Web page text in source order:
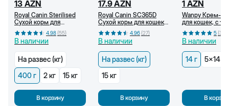
13 AZN
Royal Canin Sterilised
Сухой корм для
стерилизованных
кошек, от 1 года, 400 г
4.98(55)
В наличии
На развес (кг)
400 г
2 кг 15 кг
В корзину
17.9AZN
Royal Canin SC365D
Сухой корм для кошек
от 1 года (кг)4.96(27)
В наличии
На развес (кг)
15 кг
В корзину
1 AZN
Wanpy Крем-
для кошек, с
5(36
В наличии
14 г 5x14 г
В